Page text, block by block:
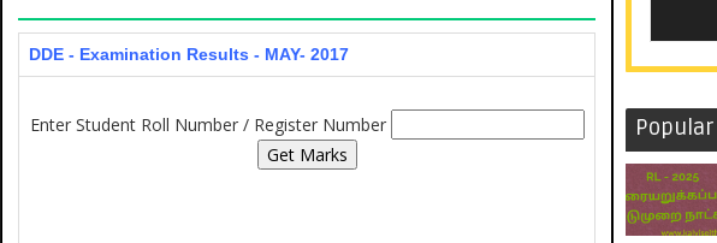
DDE - Examination Results - MAY- 2017
Enter Student Roll Number / Register Number